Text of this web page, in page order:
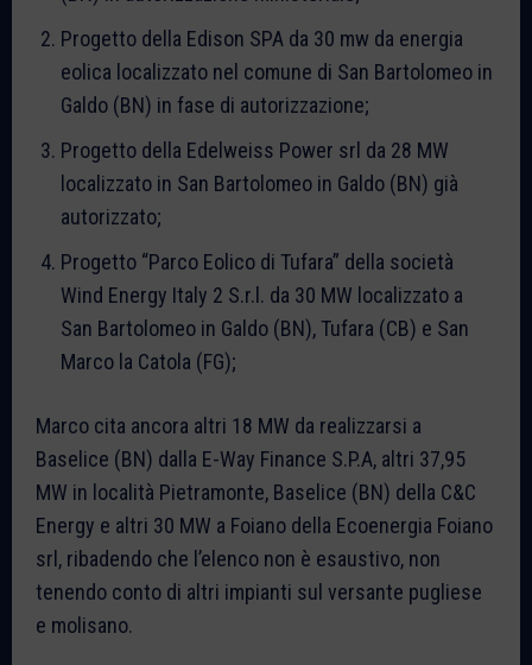
Progetto della Edison SPA da 30 mw da energia
eolica localizzato nel comune di San Bartolomeo in
Galdo (BN) in fase di autorizzazione;
Progetto della Edelweiss Power srl da 28 MW
localizzato in San Bartolomeo in Galdo (BN) già
autorizzato;
Progetto “Parco Eolico di Tufara” della società
Wind Energy Italy 2 S.r.l. da 30 MW localizzato a
San Bartolomeo in Galdo (BN), Tufara (CB) e San
Marco la Catola (FG);
Marco cita ancora altri 18 MW da realizzarsi a
Baselice (BN) dalla E-Way Finance S.P.A, altri 37,95
MW in località Pietramonte, Baselice (BN) della C&C
Energy e altri 30 MW a Foiano della Ecoenergia Foiano
srl, ribadendo che l’elenco non è esaustivo, non
tenendo conto di altri impianti sul versante pugliese
e molisano.